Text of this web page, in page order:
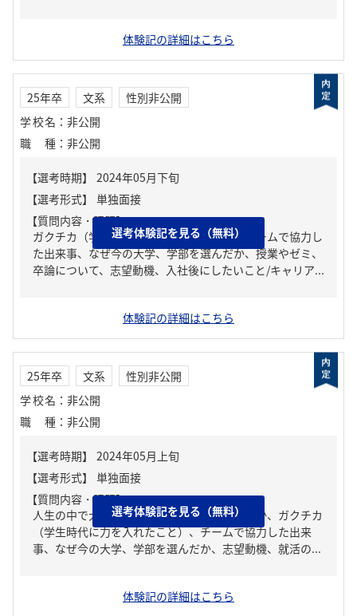
体験記の詳細はこちら
25年卒 文系
性別非公開
学校名 ： 非公開
職種 ： 非公開
【質問内容・課題】
ガクチカ（学生時代に力を入れたこと）、チームで協力し
た出来事、なぜ今の大学、学部を選んだか、授業やゼミ、
卒論について、志望動機、入社後にしたいこと/キャリア...
選考体験記を見る（無料）
体験記の詳細はこちら
25年卒 文系
性別非公開
学校名 ： 非公開
職種 ： 非公開
【質問内容・課題】
人生の中で大きな挫折経験。どう乗り越えたか、ガクチカ
（学生時代に力を入れたこと）、チームで協力した出来
事、なぜ今の大学、学部を選んだか、志望動機、就活の...
選考体験記を見る（無料）
体験記の詳細はこちら